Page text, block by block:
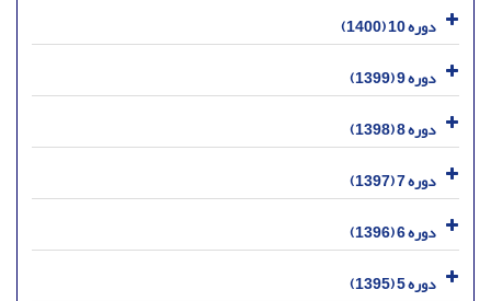
دوره 10 (1400)
دوره 9 (1399)
دوره 8 (1398)
دوره 7 (1397)
دوره 6 (1396)
دوره 5 (1395)